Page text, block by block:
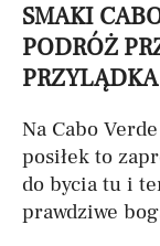
SMAKI
PODRÓŻ
PRZYLĄDKA
Na Cabo
posiłek to
do bycia tu i
prawdziwe